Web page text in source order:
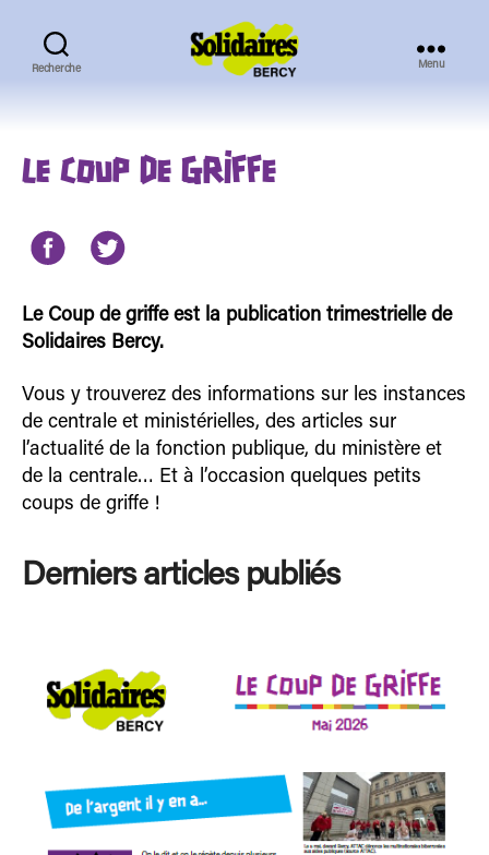
Recherche Menu
LE COUP DE GRIFFE
Le Coup de griffe est la publication trimestrielle de
Solidaires Bercy.
Vous y trouverez des informations sur les instances
de centrale et ministérielles, des articles sur
l’actualité de la fonction publique, du ministère et
de la centrale… Et à l’occasion quelques petits
coups de griffe !
Derniers articles publiés